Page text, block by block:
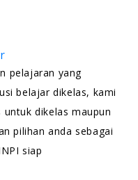
pelajaran yang
belajar dikelas, kami
dikelas maupun
pilihan anda sebagai
siap